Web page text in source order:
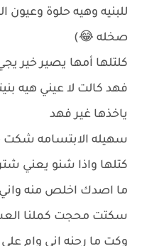
للبنيه وهيه حلوة وعيون
صخله 😂)
كلتلها أمها يصير خير
فهد كالت لا عيني هيه
ياخذها غير فهد
سهيله الابتسامه شكت
كتلها واذا شنو يعني
ما اصدك اخلص منه واني
سكتت محجت كملنا
وكت ما رحنه اني وام